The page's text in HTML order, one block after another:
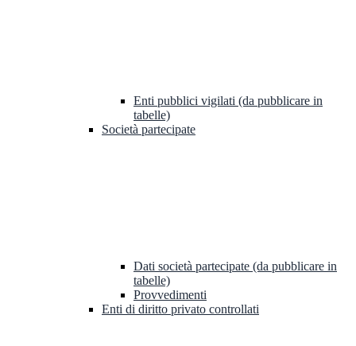
Enti pubblici vigilati (da pubblicare in
tabelle)
Società partecipate
Dati società partecipate (da pubblicare in
tabelle)
Provvedimenti
Enti di diritto privato controllati